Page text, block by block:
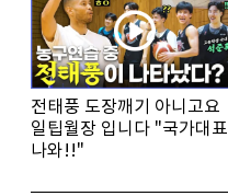
전태풍 도장깨기 아니고요
일팁월장 입니다 "국가대표
나와!!"